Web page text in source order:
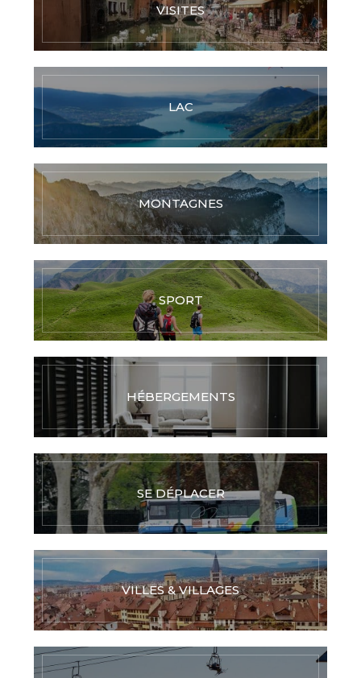
VISITES
LAC
MONTAGNES
SPORT
HÉBERGEMENTS
SE DÉPLACER
VILLES & VILLAGES